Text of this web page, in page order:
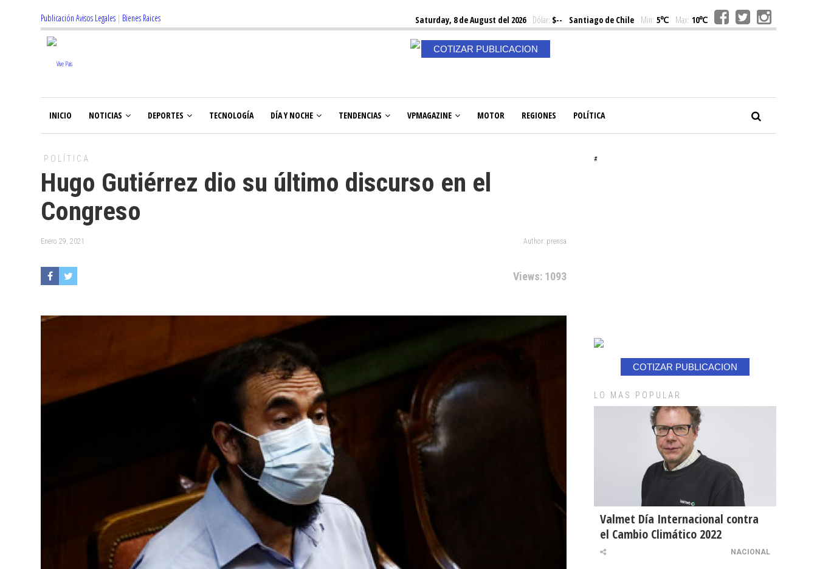
Publicación Avisos Legales | Bienes Raices Saturday, 8 de August del 2026Dólar: $-- Santiago de Chile Min: 5℃ Max: 10℃
COTIZAR PUBLICACION
INICIO NOTICIAS DEPORTES TECNOLOGÍA DÍA Y NOCHE TENDENCIAS VPMAGAZINE MOTOR REGIONES POLÍTICA
POLÍTICA
Hugo Gutiérrez dio su último discurso en el
Congreso
Enero 29, 2021 Author: prensa
Views: 1093
#
COTIZAR PUBLICACION
LO MAS POPULAR
Valmet Día Internacional contra
el Cambio Climático 2022
NACIONAL